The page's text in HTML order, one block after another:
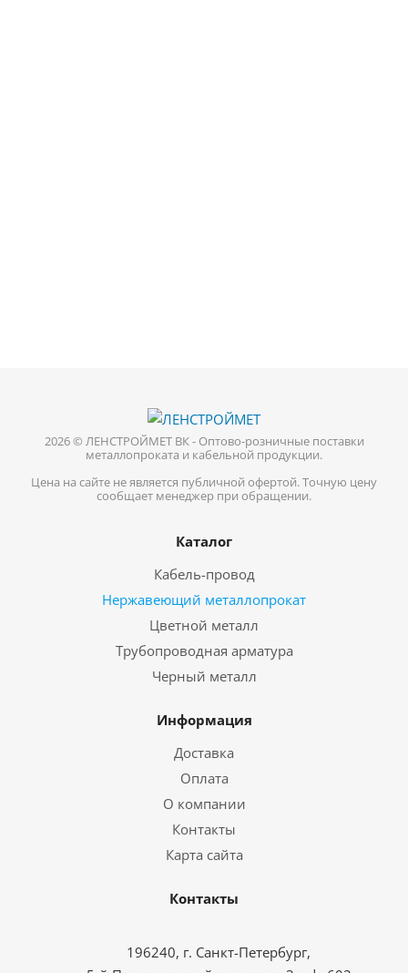
2026 © ЛЕНСТРОЙМЕТ ВК - Оптово-розничные поставки
металлопроката и кабельной продукции.
Цена на сайте не является публичной офертой. Точную цену
сообщает менеджер при обращении.
Каталог
Кабель-провод
Нержавеющий металлопрокат
Цветной металл
Трубопроводная арматура
Черный металл
Информация
Доставка
Оплата
О компании
Контакты
Карта сайта
Контакты
196240, г. Санкт-Петербург,